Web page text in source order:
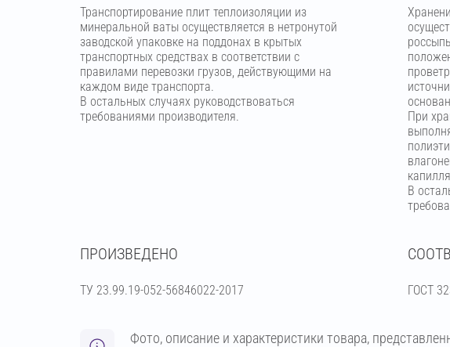
Транспортирование плит теплоизоляции из
минеральной ваты осуществляется в нетронутой
заводской упаковке на поддонах в крытых
транспортных средствах в соответствии с
правилами перевозки грузов, действующими на
каждом виде транспорта.
В остальных случаях руководствоваться
требованиями производителя.
При
В
ПРОИЗВЕДЕНО
ТУ 23.99.19-052-56846022-2017 ГОСТ
Фото, описание и характеристики товара,